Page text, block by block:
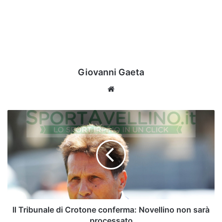
Giovanni Gaeta
Tribunale
Crotone
conferma:
Novellino
sarà
processato
Il Tribunale di Crotone conferma: Novellino non sarà